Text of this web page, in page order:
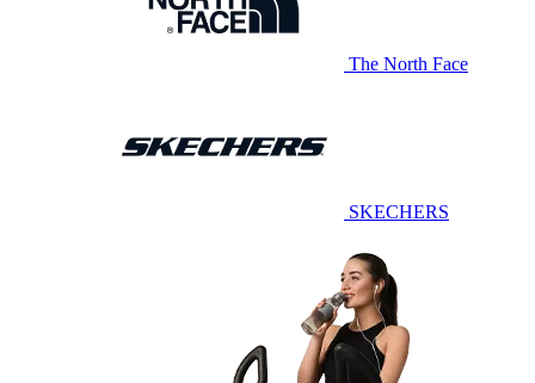
The North Face
SKECHERS